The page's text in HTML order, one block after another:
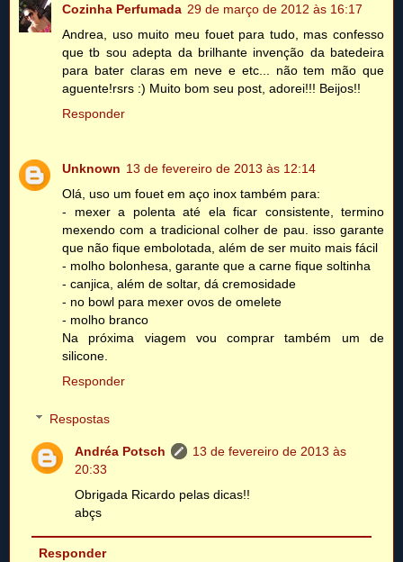
Cozinha Perfumada 29 de março de 2012 às 16:17
Andrea, uso muito meu fouet para tudo, mas confesso
que tb sou adepta da brilhante invenção da batedeira
para bater claras em neve e etc... não tem mão que
aguente!rsrs :) Muito bom seu post, adorei!!! Beijos!!
Responder
Unknown 13 de fevereiro de 2013 às 12:14
Olá, uso um fouet em aço inox também para:
- mexer a polenta até ela ficar consistente, termino
mexendo com a tradicional colher de pau. isso garante
que não fique embolotada, além de ser muito mais fácil
- molho bolonhesa, garante que a carne fique soltinha
- canjica, além de soltar, dá cremosidade
- no bowl para mexer ovos de omelete
- molho branco
Na próxima viagem vou comprar também um de
silicone.
Responder
Respostas
Andréa Potsch
13 de fevereiro de 2013 às
20:33
Obrigada Ricardo pelas dicas!!
abçs
Responder